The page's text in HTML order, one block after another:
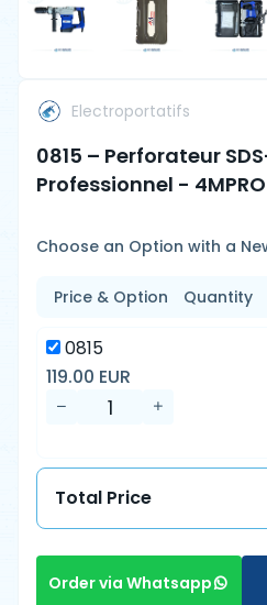
Electroportatifs
0815 – Perforateur
Professionnel - 4MPRO
Choose an Option with a
Price & Option Quantity
0815
119.00 EUR
Total Price
Order via Whatsapp